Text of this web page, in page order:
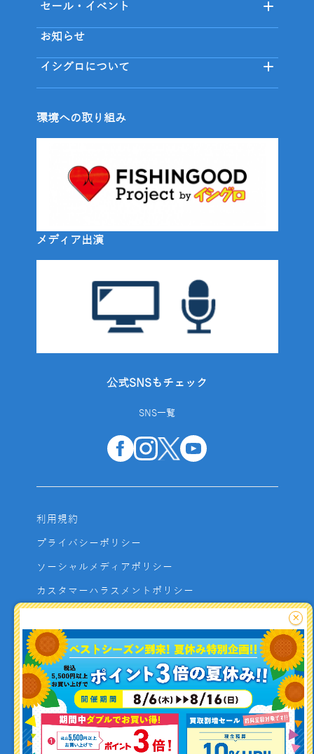
釣り情報を
投稿する
セール・イベント
お知らせ
イシグロについて
環境への取り組み
メディア出演
公式SNSもチェック
SNS一覧
利用規約
プライバシーポリシー
ソーシャルメディアポリシー
カスタマーハラスメントポリシー
よくあるご質問
お問い合わせ
利用者資金の保全方法
×